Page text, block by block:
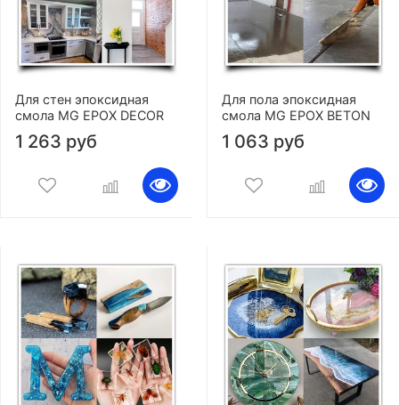
Для стен эпоксидная
смола MG EPOX DECOR
1 263 руб
Для пола эпоксидная
смола MG EPOX BETON
1 063 руб